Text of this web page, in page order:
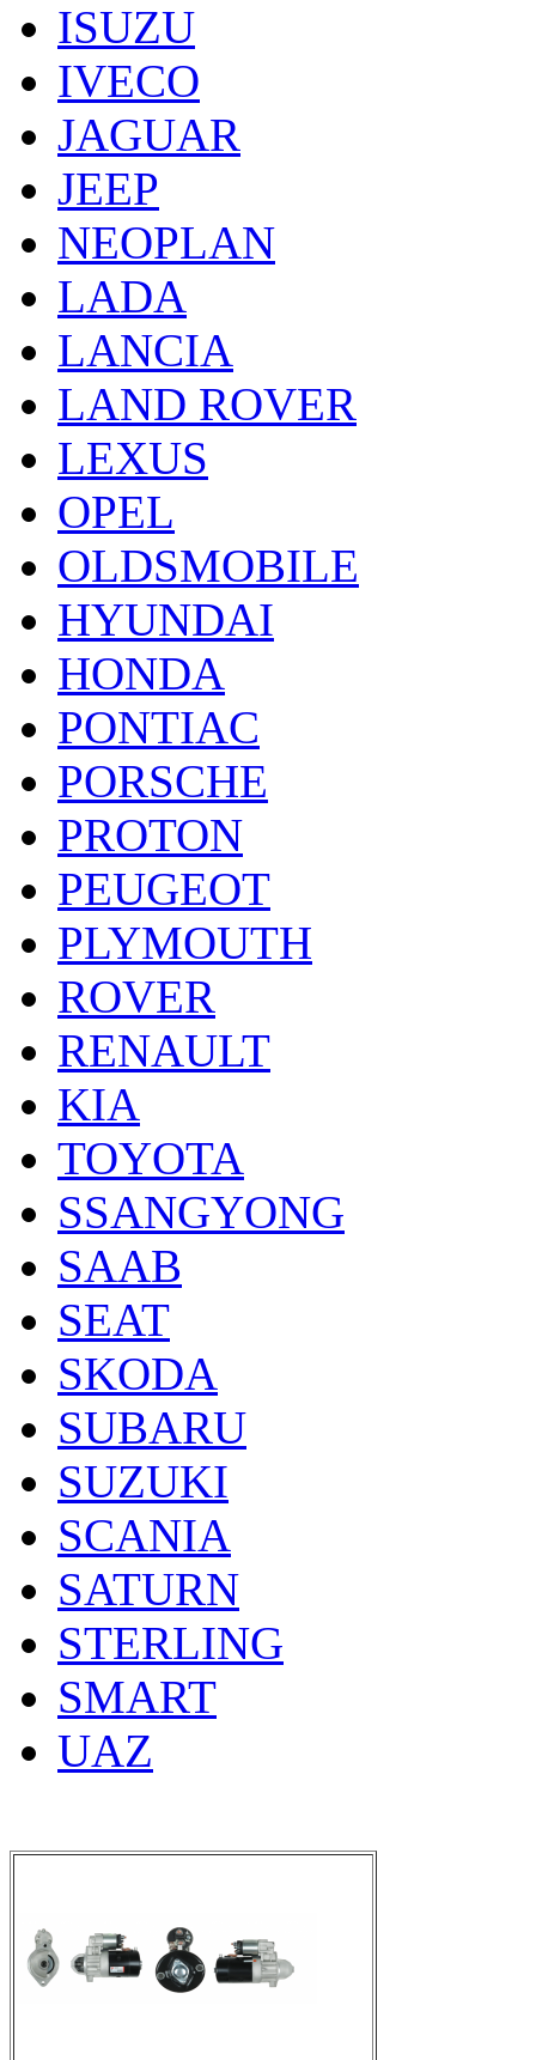
ISUZU
IVECO
JAGUAR
JEEP
NEOPLAN
LADA
LANCIA
LAND ROVER
LEXUS
OPEL
OLDSMOBILE
HYUNDAI
HONDA
PONTIAC
PORSCHE
PROTON
PEUGEOT
PLYMOUTH
ROVER
RENAULT
KIA
TOYOTA
SSANGYONG
SAAB
SEAT
SKODA
SUBARU
SUZUKI
SCANIA
SATURN
STERLING
SMART
UAZ